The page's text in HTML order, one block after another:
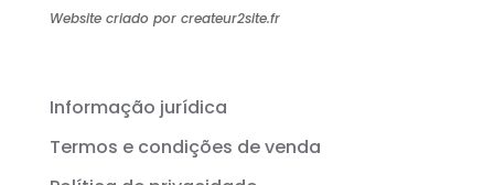
Website criado por createur2site.fr
Informação jurídica
Termos e condições de venda